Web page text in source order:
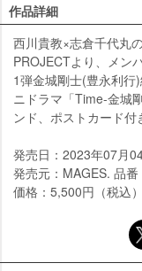
作品詳細
西川貴教×志倉千代丸
PROJECTより、メン
1弾金城剛士(豊永利行
ニドラマ「Time-金城
ンド、ポストカード付
発売日：2023年07月
発売元：MAGES. 品
価格：5,500円（税込）